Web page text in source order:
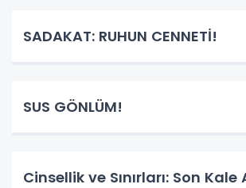
SADAKAT: RUHUN CENNETİ!
SUS GÖNLÜM!
Cinsellik ve Sınırları: Son Kale